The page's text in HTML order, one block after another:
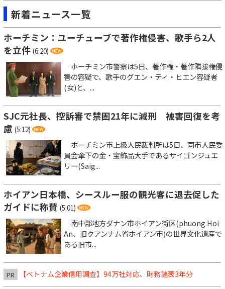
新着ニュース一覧
ホーチミン：ユーチューブで著作権侵害、歌手ら2人
を立件 (6:20)
ホーチミン市警察は5日、著作権・著作隣接権侵
害の容疑で、歌手のグエン・ティ・ヒエン容疑者
(女)と、...
SJC元社長、控訴審で禁固21年に減刑 被害回復を考
慮 (5:12)
ホーチミン市上級人民裁判所は5日、同市人民委
員会傘下の金・宝飾品大手であるサイゴンジュエ
リー(Saig...
ホイアン日本橋、シースルー服の観光客に退去促した
ガイドに称賛 (5:01)
南中部地方ダナン市ホイアン街区(phuong Hoi
An、旧クアンナム省ホイアン市)の世界文化遺産で
ある旧市...
PR 【ベトナム企業信用調査】94万社対応、財務諸表3年分